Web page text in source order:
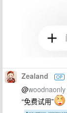
Zealand OP
@woodnaonly
“免费试用”